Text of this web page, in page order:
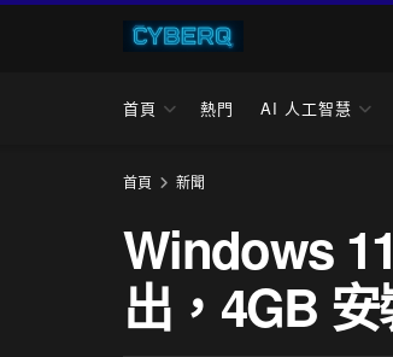
首頁 熱門 AI 人工智慧
首頁 新聞
Windows
出，4GB